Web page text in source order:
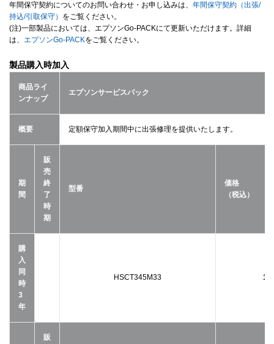
年間保守契約についてのお問い合わせ・お申し込みは、 年間保守契約（出張/
持込/引取保守） をご覧ください。
(注)一部製品においては、エプソンGo-PACKにて更新いただけます。詳細
は、 エプソンGo-PACKをご覧ください。
製品購入時加入
商品ライ
ンナップ
エプソンサービスパック
概要 定額保守加入期間中に出張修理を提供いたします。
期
間
販
売
終
了
時
期
型番
価格
（税込）
購
入
同
時
3
年
HSCT345M33
販